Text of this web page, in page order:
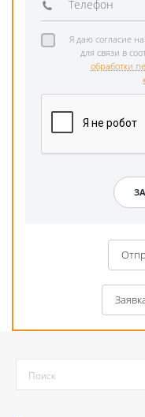
Я даю согласие
для связи в
обработки